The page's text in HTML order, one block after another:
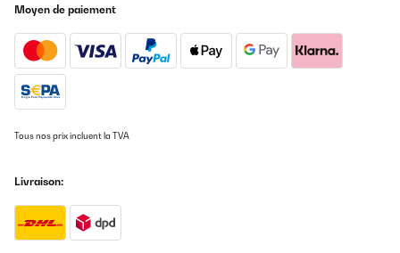
Moyen de paiement
Tous nos prix incluent la TVA
Livraison: